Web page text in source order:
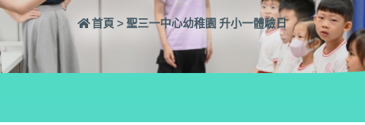
首頁 > 聖三一中心幼稚園 升小一體驗日